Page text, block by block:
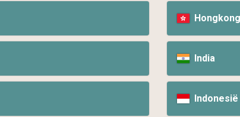
Hongkong
India
Indonesië